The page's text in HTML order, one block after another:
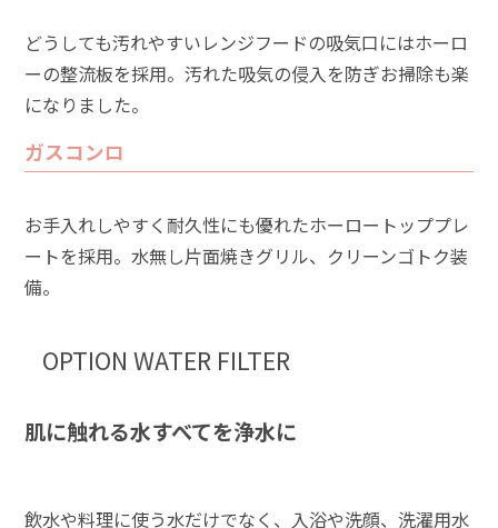
どうしても汚れやすいレンジフードの吸気口にはホーロ
ーの整流板を採用。汚れた吸気の侵入を防ぎお掃除も楽
になりました。
ガスコンロ
お手入れしやすく耐久性にも優れたホーロートッププレ
ートを採用。水無し片面焼きグリル、クリーンゴトク装
備。
OPTION WATER FILTER
肌に触れる水すべてを浄水に
飲水や料理に使う水だけでなく、入浴や洗顔、洗濯用水